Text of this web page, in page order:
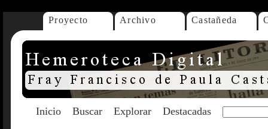
Proyecto Archivo Castañeda
Inicio Buscar Explorar Destacadas